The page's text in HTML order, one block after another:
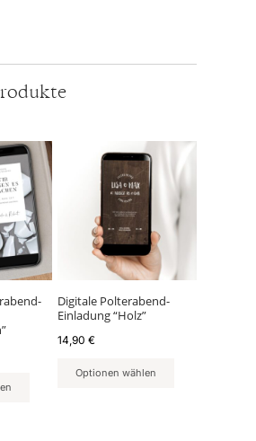
Digitale Polterabend-
Einladung “Holz”
14,90€
Optionen wählen